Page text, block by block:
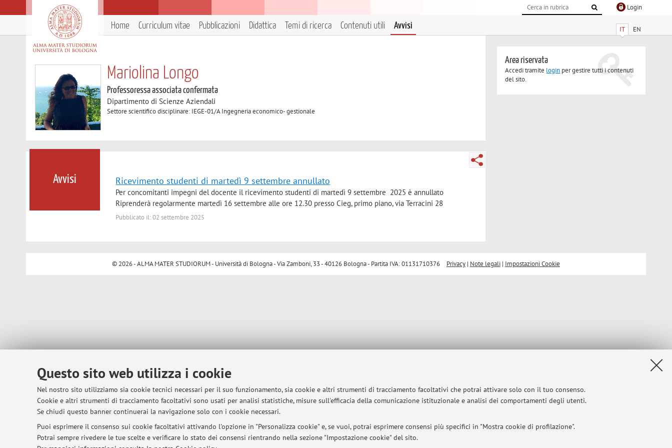
Questo sito web utilizza i cookie
Nel nostro sito utilizziamo sia cookie tecnici necessari per il suo funzionamento, sia cookie e altri strumenti di tracciamento facoltativi che potrai attivare solo con il tuo consenso.
Cookie e altri strumenti di tracciamento facoltativi sono usati per analisi statistiche, misure sull'efficacia della comunicazione istituzionale e analisi dei comportamenti degli utenti.
Se chiudi questo banner continuerai la navigazione solo con i cookie necessari.
Puoi esprimere il consenso sui cookie facoltativi attivando l'opzione in "Personalizza cookie" e, se vuoi, potrai esprimere consensi più specifici in "Mostra cookie di profilazione".
Potrai sempre rivedere le tue scelte e verificare lo stato dei consensi rientrando nella sezione "Impostazione cookie" del sito.
Login
IT EN
Home Curriculum vitae Pubblicazioni Didattica Temi di ricerca Contenuti utili Avvisi
Mariolina Longo
Professoressa associata confermata
Dipartimento di Scienze Aziendali
Settore scientifico disciplinare: IEGE-01/A Ingegneria economico- gestionale
Avvisi Ricevimento studenti di martedì 9 settembre annullato
Per concomitanti impegni del docente il ricevimento studenti di martedì 9 settembre 2025 è annullato
Riprenderà regolarmente martedì 16 settembre alle ore 12.30 presso Cieg, primo piano, via Terracini 28
Pubblicato il: 02 settembre 2025
Area riservata
Accedi tramite login per gestire tutti i contenuti
del sito.
© 2026 - ALMA MATER STUDIORUM - Università di Bologna - Via Zamboni, 33 - 40126 Bologna - Partita IVA: 01131710376 Privacy| Note legali| Impostazioni Cookie